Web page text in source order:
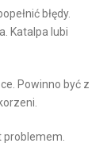
błędy.
Katalpa lubi
Powinno być z